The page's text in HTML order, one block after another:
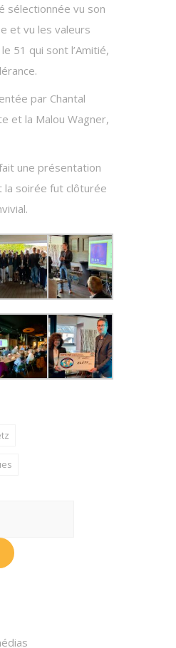
sélectionnée vu son
et vu les valeurs
51 qui sont l’Amitié,
par Chantal
et la Malou Wagner,
une présentation
la soirée fut clôturée